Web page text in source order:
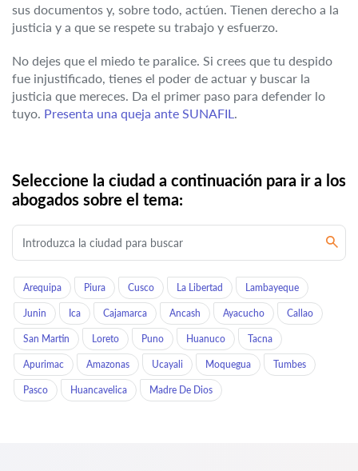
sus documentos y, sobre todo, actúen. Tienen derecho a la
justicia y a que se respete su trabajo y esfuerzo.
No dejes que el miedo te paralice. Si crees que tu despido
fue injustificado, tienes el poder de actuar y buscar la
justicia que mereces. Da el primer paso para defender lo
tuyo. Presenta una queja ante SUNAFIL .
Seleccione la ciudad a continuación para ir a los
abogados sobre el tema:
Arequipa Piura Cusco La Libertad Lambayeque
Junin Ica Cajamarca Ancash Ayacucho Callao
San Martin Loreto Puno Huanuco Tacna
Apurimac Amazonas Ucayali Moquegua Tumbes
Pasco Huancavelica Madre De Dios